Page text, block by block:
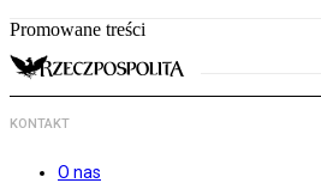
Promowane treści
KONTAKT
O nas